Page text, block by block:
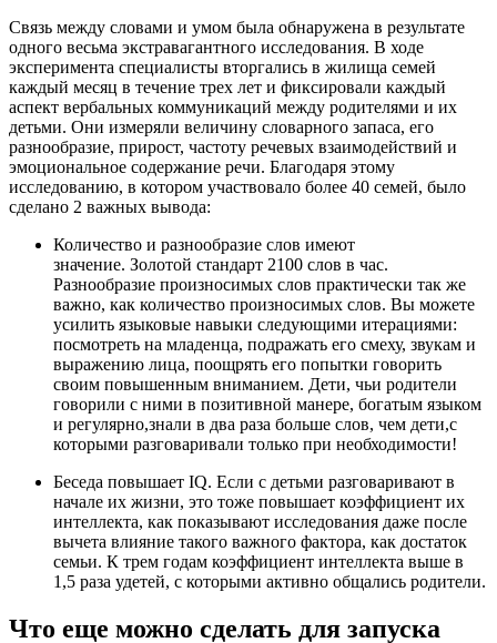
Связь между словами и умом была обнаружена в результате
одного весьма экстравагантного исследования. В ходе
эксперимента специалисты вторгались в жилища семей
каждый месяц в течение трех лет и фиксировали каждый
аспект вербальных коммуникаций между родителями и их
детьми. Они измеряли величину словарного запаса, его
разнообразие, прирост, частоту речевых взаимодействий и
эмоциональное содержание речи. Благодаря этому
исследованию, в котором участвовало более 40 семей, было
сделано 2 важных вывода:
Количество и разнообразие слов имеют
значение. Золотой стандарт 2100 слов в час.
Разнообразие произносимых слов практически так же
важно, как количество произносимых слов. Вы можете
усилить языковые навыки следующими итерациями:
посмотреть на младенца, подражать его смеху, звукам и
выражению лица, поощрять его попытки говорить
своим повышенным вниманием. Дети, чьи родители
говорили с ними в позитивной манере, богатым языком
и регулярно,знали в два раза больше слов, чем дети,с
которыми разговаривали только при необходимости!
Беседа повышает IQ. Если с детьми разговаривают в
начале их жизни, это тоже повышает коэффициент их
интеллекта, как показывают исследования даже после
вычета влияние такого важного фактора, как достаток
семьи. К трем годам коэффициент интеллекта выше в
1,5 раза удетей, с которыми активно общались родители.
Что еще можно сделать для запуска